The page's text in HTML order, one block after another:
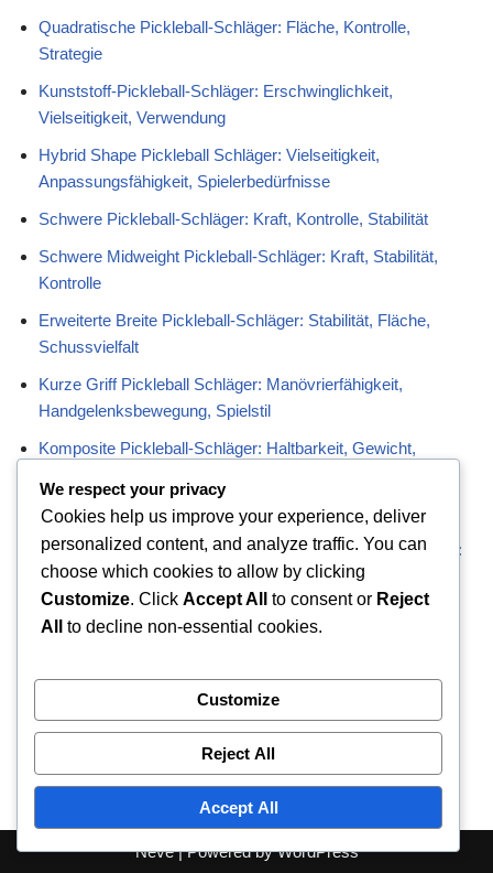
Quadratische Pickleball-Schläger: Fläche, Kontrolle,
Strategie
Kunststoff-Pickleball-Schläger: Erschwinglichkeit,
Vielseitigkeit, Verwendung
Hybrid Shape Pickleball Schläger: Vielseitigkeit,
Anpassungsfähigkeit, Spielerbedürfnisse
Schwere Pickleball-Schläger: Kraft, Kontrolle, Stabilität
Schwere Midweight Pickleball-Schläger: Kraft, Stabilität,
Kontrolle
Erweiterte Breite Pickleball-Schläger: Stabilität, Fläche,
Schussvielfalt
Kurze Griff Pickleball Schläger: Manövrierfähigkeit,
Handgelenksbewegung, Spielstil
Komposite Pickleball-Schläger: Haltbarkeit, Gewicht,
Verlängerte Pickleball-Schläger: Reichweite, Kraft, Spielstil
Gewichtsvorlieben bei fortgeschrittenen Pickleball-Spielern:
Trends, Leistung, Strategie
Categories
Paddle-Gewichte
Neve| Powered byWordPress
We respect your privacy
Cookies help us improve your experience, deliver
personalized content, and analyze traffic. You can
choose which cookies to allow by clicking
Customize. Click Accept All to consent or Reject
All
to decline non-essential cookies.
Customize
Reject All
Accept All